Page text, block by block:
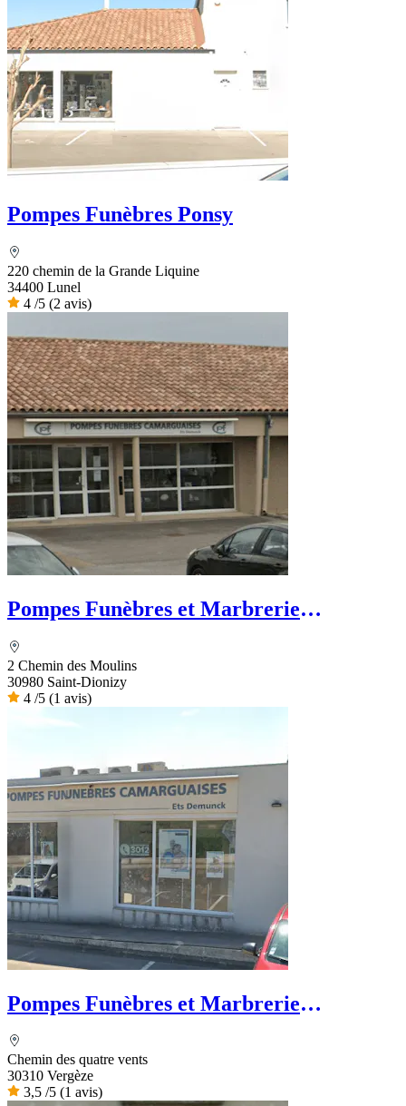
Pompes Funèbres Ponsy
220 chemin de la Grande Liquine
34400 Lunel
4 /5 (2 avis)
Pompes Funèbres et Marbrerie
2 Chemin des Moulins
30980 Saint-Dionizy
4 /5 (1 avis)
Pompes Funèbres et Marbrerie
Chemin des quatre vents
30310 Vergèze
3,5 /5 (1 avis)